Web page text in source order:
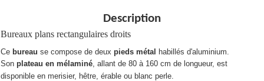
Description
Bureaux plans rectangulaires droits
Ce bureau se compose de deux pieds métal habillés d'aluminium.
Son plateau en mélaminé, allant de 80 à 160 cm de longueur, est
disponible en merisier, hêtre, érable ou blanc perle.